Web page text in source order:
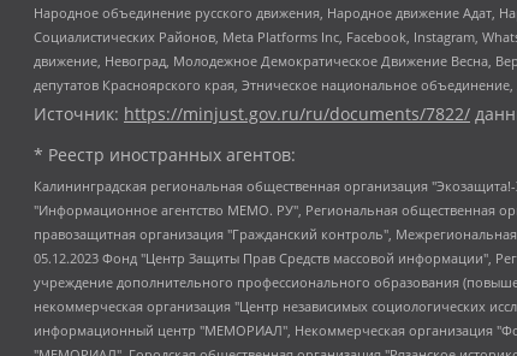
Народное объединение русского движения, Народное движение Адат,
Социалистических Районов, Meta Platforms Inc, Facebook, Instagram,
движение, Невоград, Молодежное Демократическое Движение Весна,
депутатов Красноярского края, Этническое национальное
Источник: https://minjust.gov.ru/ru/documents/7822/
* Реестр иностранных агентов:
Калининградская региональная общественная организация "Экозащита!-Женсовет", Фонд содействия защите прав и свобод граждан "Общественный вердикт", Фонд "Институт Развития Свободы Информации", Частное учреждение "Информационное агентство МЕМО. РУ", Региональная общественная организация "Общественная комиссия по сохранению наследия академика Сахарова", Фонд поддержки свободы прессы, Санкт-Петербургская общественная правозащитная организация "Гражданский контроль", Межрегиональная общественная организация "Информационно-просветительский центр "Мемориал", Региональный Фонд "Центр Защиты Прав Средств Массовой Информации", с 05.12.2023 Фонд "Центр Защиты Прав Средств массовой информации", Региональная общественная благотворительная организация помощи беженцам и мигрантам "Гражданское содействие", Негосударственное образовательное учреждение дополнительного профессионального образования (повышение квалификации) специалистов "АКАДЕМИЯ ПО ПРАВАМ ЧЕЛОВЕКА", Свердловская региональная общественная организация "Сутяжник", Автономная некоммерческая организация "Центр независимых социологических исследований", Союз общественных объединений "Российский исследовательский центр по правам человека", Региональное общественное учреждение научно-информационный центр "МЕМОРИАЛ", Некоммерческая организация "Фонд защиты гласности", Автономная некоммерческая организация "Институт прав человека", Городская общественная организация "Екатеринбургское общество "МЕМОРИАЛ", Городская общественная организация "Рязанское историко-просветительское и правозащитное общество "Мемориал" (Рязанский Мемориал), Челябинский региональный орган общественной самодеятельности – женское общественное объединение "Женщины Евразии", Челябинский региональный орган общественной самодеятельности "Уральская правозащитная группа", Фонд содействия защите здоровья и социальной справедливости имени Андрея Рылькова, Автономная Некоммерческая Организация "Аналитический Центр Юрия Левады", Автономная некоммерческая организация социальной поддержки населения "Проект Апрель", Региональная общественная организация помощи женщинам и детям, находящимся в кризисной ситуации "Информационно-методический центр "Анна", Фонд содействия развитию массовых коммуникаций и правовому просвещению "Так-так-Так", Фонд содействия устойчивому развитию "Серебряная тайга", Свердловский региональный общественный фонд социальных проектов "Новое время", "Idel.Реалии", Кавказ.Реалии, Крым.Реалии, Телеканал Настоящее Время, Татаро-башкирская служба Радио Свобода (Azatliq Radiosi), Радио Свободная Европа/Радио Свобода (PCE/PC), "Сибирь.Реалии", "Фактограф", Благотворительный фонд помощи осужденным и их семьям, Автономная некоммерческая организация "Институт глобализации и социальных движений", Фонд "В защиту прав заключенных", Частное учреждение "Центр поддержки и содействия развитию средств массовой информации", Пензенский региональный общественный благотворительный фонд "Гражданский союз", "Север.Реалии", Некоммерческая организация Фонд "Правовая инициатива", Общество с ограниченной ответственностью "Радио Свободная Европа/